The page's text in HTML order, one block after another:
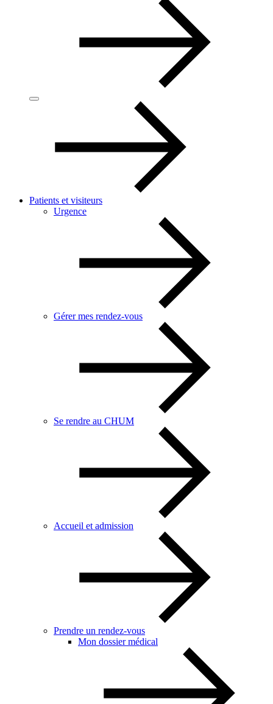
Patients et visiteurs
Urgence
Gérer mes rendez-vous
Se rendre au CHUM
Accueil et admission
Prendre un rendez-vous
Mon dossier médical